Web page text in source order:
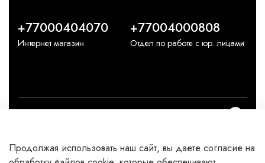
Каталог
+77000404070
Интернет магазин
+77004000808
Отдел по работе с юр. лицами
Продолжая использовать наш сайт, вы даете согласие на